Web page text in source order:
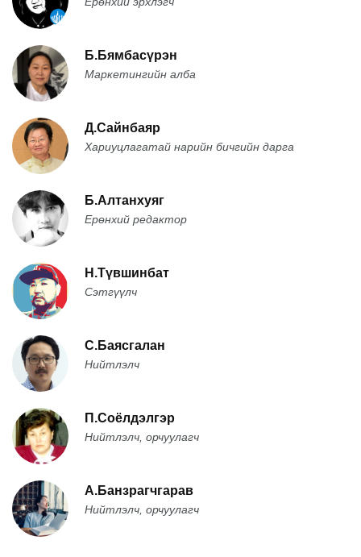
Б.Бямбасүрэн
Маркетингийн алба
Д.Сайнбаяр
Хариуцлагатай нарийн бичгийн дарга
Б.Алтанхуяг
Ерөнхий редактор
Н.Түвшинбат
Сэтгүүлч
С.Баясгалан
Нийтлэлч
П.Соёлдэлгэр
Нийтлэлч, орчуулагч
А.Банзрагчгарав
Нийтлэлч, орчуулагч